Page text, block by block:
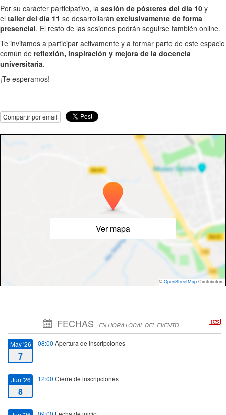
Por su carácter participativo, la sesión de pósteres del día 10 y
el taller del día 11 se desarrollarán exclusivamente de forma
presencial. El resto de las sesiones podrán seguirse también online.
Te invitamos a participar activamente y a formar parte de este espacio
común de reflexión, inspiración y mejora de la docencia
universitaria.
¡Te esperamos!
Compartir por email
Ver mapa
© OpenStreetMap Contributors
FECHAS EN HORA LOCAL DEL EVENTO
May '26
7
08:00 Apertura de inscripciones
Jun '26
8
12:00 Cierre de inscripciones